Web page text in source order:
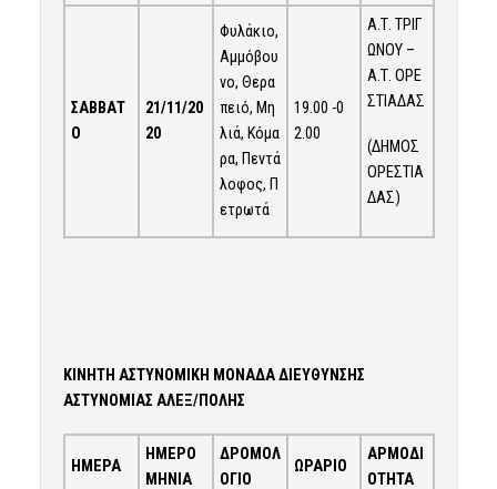
ΣΑΒΒΑΤ
Ο
21/11/20
20
Φυλάκιο,
Αμμόβου
νο, Θερα
πειό, Μη
λιά, Κόμα
ρα, Πεντά
λοφος, Π
ετρωτά
19.00 -0
2.00
Α.Τ. ΤΡΙΓ
ΩΝΟΥ –
Α.Τ. ΟΡΕ
ΣΤΙΑΔΑΣ
(ΔΗΜΟΣ
ΟΡΕΣΤΙΑ
ΔΑΣ)
ΚΙΝΗΤΗ ΑΣΤΥΝΟΜΙΚΗ ΜΟΝΑΔΑ ΔΙΕΥΘΥΝΣΗΣ
ΑΣΤΥΝΟΜΙΑΣ ΑΛΕΞ/ΠΟΛΗΣ
ΗΜΕΡΑ
ΗΜΕΡΟ
ΜΗΝΙΑ
ΔΡΟΜΟΛ
ΟΓΙΟ
ΩΡΑΡΙΟ
ΑΡΜΟΔΙ
ΟΤΗΤΑ